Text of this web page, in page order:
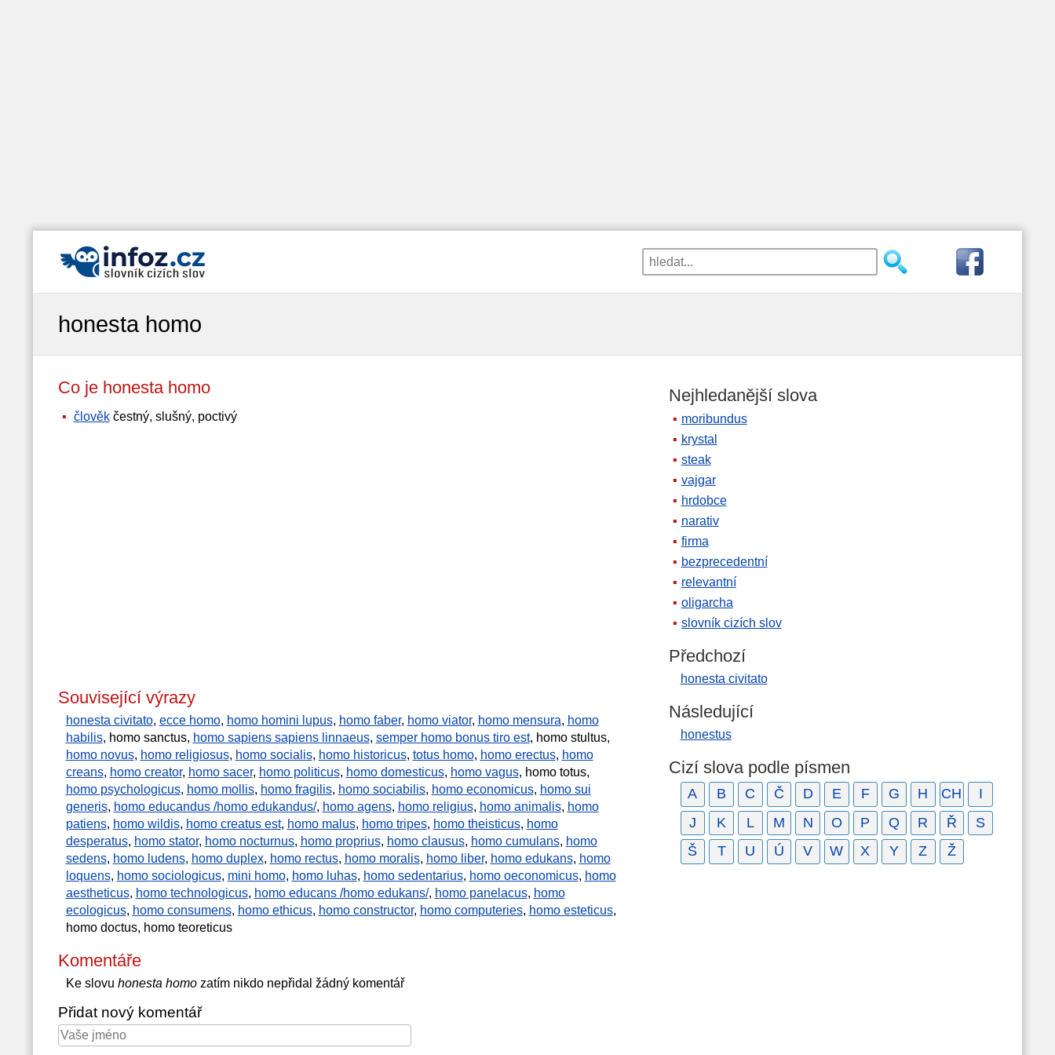
honesta homo
Co je honesta homo
člověkčestný, slušný, poctivý
Související výrazy
honesta civitato, ecce homo, homo homini lupus, homo faber, homo viator, homo mensura, homo
habilis, homo sanctus, homo sapiens sapiens linnaeus, semper homo bonus tiro est, homo stultus,
homo novus, homo religiosus, homo socialis, homo historicus, totus homo, homo erectus, homo
creans, homo creator, homo sacer, homo politicus, homo domesticus, homo vagus, homo totus,
homo psychologicus, homo mollis, homo fragilis, homo sociabilis, homo economicus, homo sui
generis, homo educandus /homo edukandus/, homo agens, homo religius, homo animalis, homo
patiens, homo wildis, homo creatus est, homo malus, homo tripes, homo theisticus, homo
desperatus, homo stator, homo nocturnus, homo proprius, homo clausus, homo cumulans, homo
sedens, homo ludens, homo duplex, homo rectus, homo moralis, homo liber, homo edukans, homo
loquens, homo sociologicus, mini homo, homo luhas, homo sedentarius, homo oeconomicus, homo
aestheticus, homo technologicus, homo educans /homo edukans/, homo panelacus, homo
ecologicus, homo consumens, homo ethicus, homo constructor, homo computeries, homo esteticus,
homo doctus, homo teoreticus
Komentáře
Ke slovu honesta homozatím nikdo nepřidal žádný komentář
Přidat nový komentář
Nejhledanější slova
moribundus
krystal
steak
vajgar
hrdobce
narativ
firma
bezprecedentní
relevantní
oligarcha
slovník cizích slov
Předchozí
honesta civitato
Následující
honestus
Cizí slova podle písmen
A B C Č D E F G H CH
I
J
K L M N O P Q R Ř
S
Š
T U Ú V W X Y Z Ž